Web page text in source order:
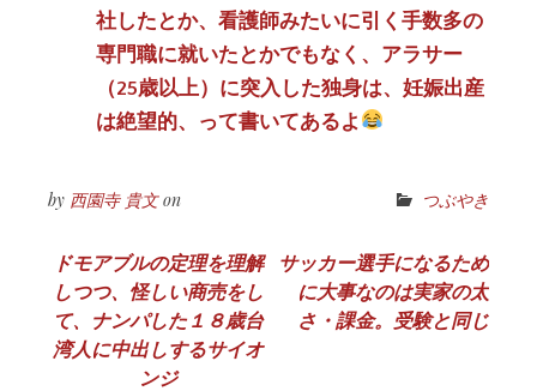
社したとか、看護師みたいに引く手数多の
専門職に就いたとかでもなく、アラサー
（25歳以上）に突入した独身は、妊娠出産
は絶望的、って書いてあるよ
by 西園寺 貴文on つぶやき
投
稿
ナ
ドモアブルの定理を理解
しつつ、怪しい商売をし
て、ナンパした１８歳台
湾人に中出しするサイオ
ンジ
サッカー選手になるため
に大事なのは実家の太
さ・課金。受験と同じ